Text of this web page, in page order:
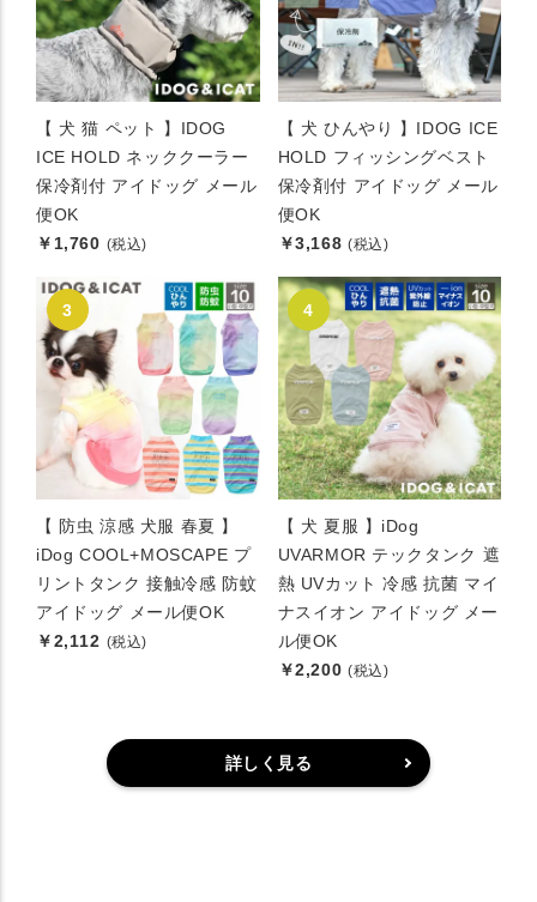
【 犬 猫 ペット 】IDOG
ICE HOLD ネッククーラー
保冷剤付 アイドッグ メール
便OK
￥1,760 (税込)
【 犬 ひんやり 】IDOG ICE
HOLD フィッシングベスト
保冷剤付 アイドッグ メール
便OK
￥3,168 (税込)
【 防虫 涼感 犬服 春夏 】
iDog COOL+MOSCAPE プ
リントタンク 接触冷感 防蚊
アイドッグ メール便OK
￥2,112 (税込)
【 犬 夏服 】iDog
UVARMOR テックタンク 遮
熱 UVカット 冷感 抗菌 マイ
ナスイオン アイドッグ メー
ル便OK
￥2,200 (税込)
詳しく見る